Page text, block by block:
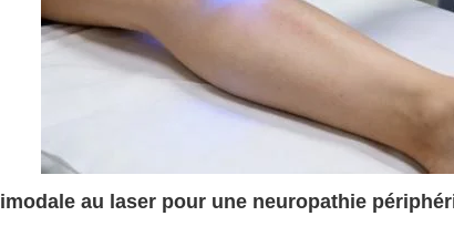
au laser pour une neuropathie